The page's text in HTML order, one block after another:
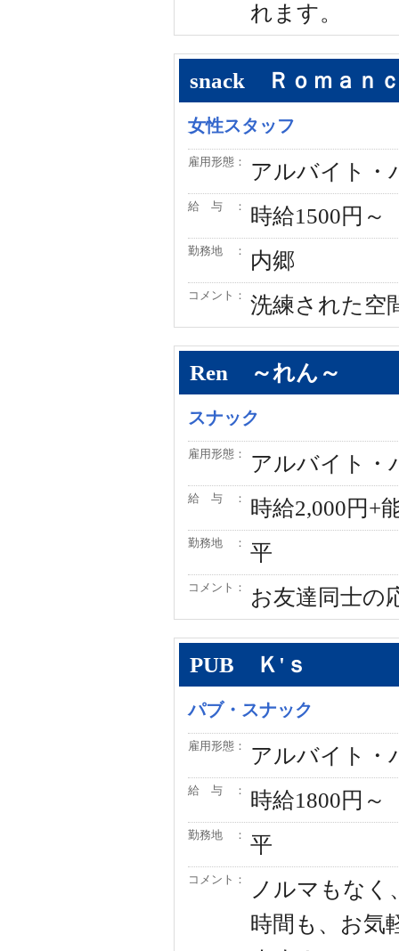
れます。
snack Ｒｏｍａｎ
女性スタッフ
雇用形態： アルバイト・
給 与 ： 時給1500円～
勤務地 ： 内郷
コメント： 洗練された空
Ren ～れん～
スナック
雇用形態： アルバイト・
給 与 ： 時給2,000円+
勤務地 ： 平
コメント： お友達同士の
PUB Ｋ'ｓ
パブ・スナック
雇用形態： アルバイト・
給 与 ： 時給1800円～
勤務地 ： 平
コメント：
ノルマもなく
時間も、お気